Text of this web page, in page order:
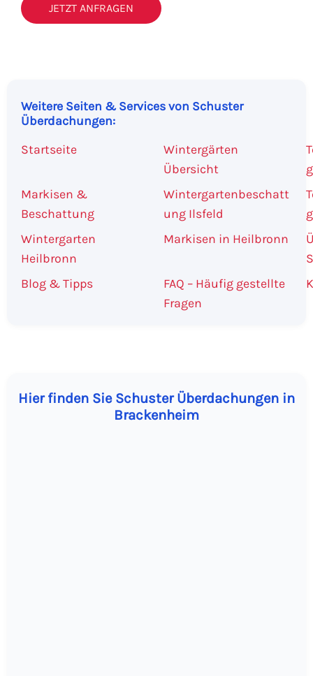
JETZT ANFRAGEN
Weitere Seiten & Services von Schuster
Überdachungen:
Startseite
Wintergärten
Übersicht
Markisen &
Beschattung
Wintergartenbeschatt
ung Ilsfeld
Wintergarten
Heilbronn
Markisen in Heilbronn
Blog & Tipps
FAQ – Häufig gestellte
Fragen
Hier finden Sie Schuster Überdachungen in
Brackenheim